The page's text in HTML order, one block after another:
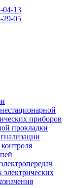
04-13
29-05
приборов
прокладки
электрических